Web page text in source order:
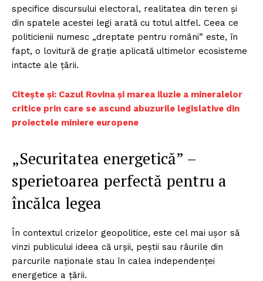
specifice discursului electoral, realitatea din teren și
din spatele acestei legi arată cu totul altfel. Ceea ce
politicienii numesc „dreptate pentru români” este, în
fapt, o lovitură de grație aplicată ultimelor ecosisteme
intacte ale țării.
Citește și: Cazul Rovina și marea iluzie a mineralelor
critice prin care se ascund abuzurile legislative din
proiectele miniere europene
„Securitatea energetică” –
sperietoarea perfectă pentru a
încălca legea
În contextul crizelor geopolitice, este cel mai ușor să
vinzi publicului ideea că urșii, peștii sau râurile din
parcurile naționale stau în calea independenței
energetice a țării.